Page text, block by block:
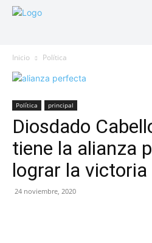
Inicio Política
Política principal
Diosdado
tiene la alianza
lograr la victoria
24 noviembre, 2020